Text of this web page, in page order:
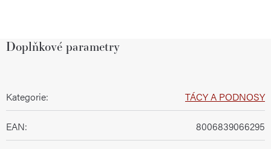
Doplňkové parametry
Kategorie: TÁCY A PODNOSY
EAN: 8006839066295